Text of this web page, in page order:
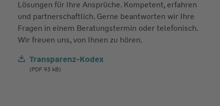
Lösungen für Ihre Ansprüche. Kompetent, erfahren
und partnerschaftlich. Gerne beantworten wir Ihre
Fragen in einem Beratungstermin oder telefonisch.
Wir freuen uns, von Ihnen zu hören.
Transparenz-Kodex
(PDF 93 kB)